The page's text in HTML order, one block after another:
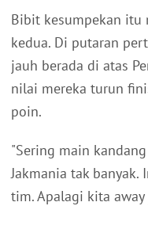
Bibit kesumpekan itu
kedua. Di putaran
jauh berada di atas
nilai mereka turun
poin.
"Sering main
Jakmania tak
tim. Apalagi kita